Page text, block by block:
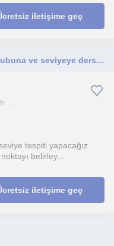
iletişime geç
Profesyonel eğitimciyim, her yaş grubuna ve seviyeye ders veriyorum satranç kitabı yazdım
...
tespiti yapacağız
belirley...
iletişime geç